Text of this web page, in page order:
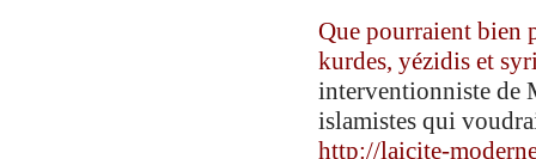
Que pourraient bien
kurdes, yézidis et
interventionniste de
islamistes qui
http://laicite-